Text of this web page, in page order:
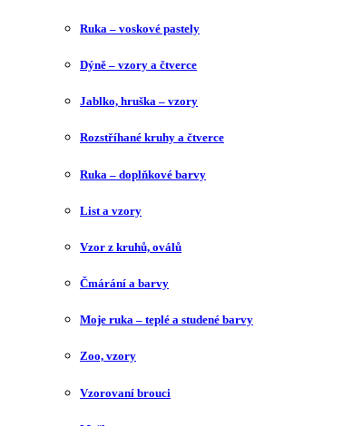
Ruka – voskové pastely
Dýně – vzory a čtverce
Jablko, hruška – vzory
Rozstříhané kruhy a čtverce
Ruka – doplňkové barvy
List a vzory
Vzor z kruhů, oválů
Čmárání a barvy
Moje ruka – teplé a studené barvy
Zoo, vzory
Vzorovaní brouci